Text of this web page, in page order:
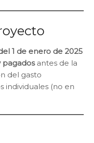
1 de enero de 2025
pagadosantes de la
del gasto
individuales (no en